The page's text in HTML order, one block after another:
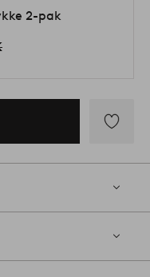
2-pak
til